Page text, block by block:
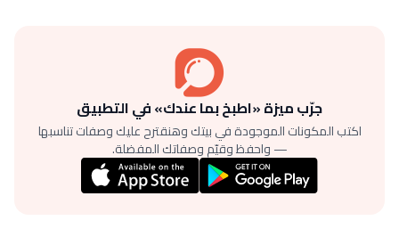
جرّب ميزة «اطبخ بما عندك» في التطبيق
اكتب المكونات الموجودة في بيتك وهنقترح عليك وصفات تناسبها
— واحفظ وقيّم وصفاتك المفضلة.